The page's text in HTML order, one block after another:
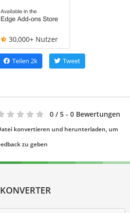
30,000+ Nutzer
Teilen 2k Tweet
0 / 5 - 0 Bewertungen
konvertieren und herunterladen, um
zu geben
KONVERTER